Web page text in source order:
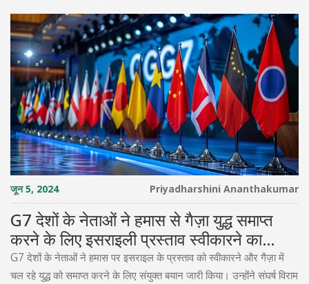
जून 5, 2024 Priyadharshini Ananthakumar
G7 देशों के नेताओं ने हमास से गैज़ा युद्ध समाप्त
करने के लिए इसराइली प्रस्ताव स्वीकारने का
आग्रह किया
G7 देशों के नेताओं ने हमास पर इसराइल के प्रस्ताव को स्वीकारने और गैज़ा में
चल रहे युद्ध को समाप्त करने के लिए संयुक्त बयान जारी किया। उन्होंने संघर्ष विराम